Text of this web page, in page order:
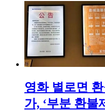
영화 별로면
가, ‘부분 환불